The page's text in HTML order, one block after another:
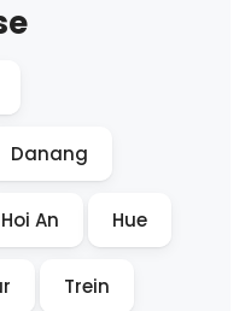
Danang
Hoi An Hue
Trein